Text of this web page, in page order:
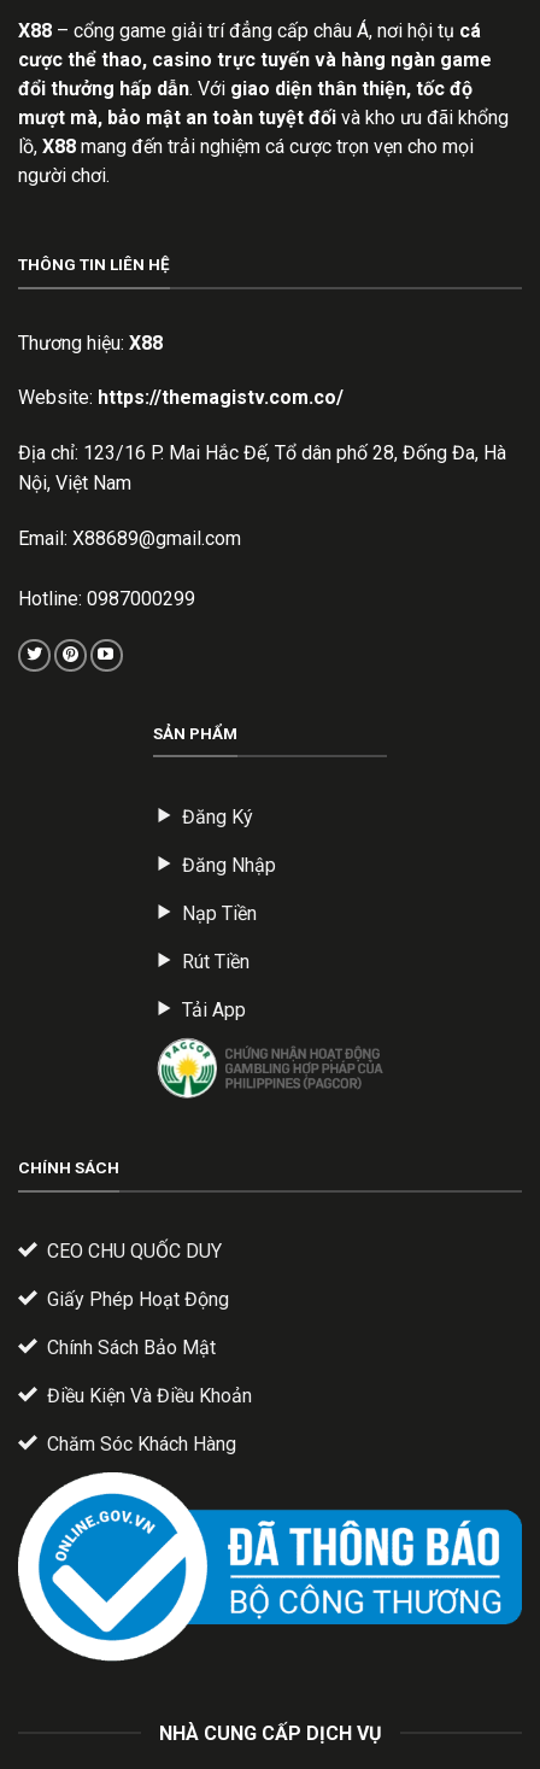
X88 – cổng game giải trí đẳng cấp châu Á, nơi hội tụ cá
cược thể thao, casino trực tuyến và hàng ngàn game
đổi thưởng hấp dẫn. Với giao diện thân thiện, tốc độ
mượt mà, bảo mật an toàn tuyệt đối và kho ưu đãi khổng
lồ, X88 mang đến trải nghiệm cá cược trọn vẹn cho mọi
người chơi.
THÔNG TIN LIÊN HỆ
Thương hiệu: X88
Website: https://themagistv.com.co/
Địa chỉ: 123/16 P. Mai Hắc Đế, Tổ dân phố 28, Đống Đa, Hà
Nội, Việt Nam
Email: X88689@gmail.com
Hotline: 0987000299
SẢN PHẨM
Đăng Ký
Đăng Nhập
Nạp Tiền
Rút Tiền
Tải App
CHÍNH SÁCH
CEO CHU QUỐC DUY
Giấy Phép Hoạt Động
Chính Sách Bảo Mật
Điều Kiện Và Điều Khoản
Chăm Sóc Khách Hàng
NHÀ CUNG CẤP DỊCH VỤ